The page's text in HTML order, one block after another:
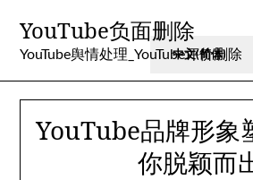
content
YouTube负面删除
YouTube舆情处理_YouTube评价删除
YouTube品牌形象
你脱颖而